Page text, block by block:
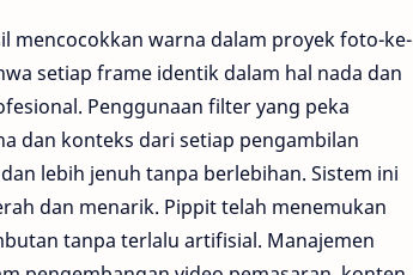
mencocokkan warna dalam proyek foto-ke-
setiap frame identik dalam hal nada dan
Penggunaan filter yang peka
dan konteks dari setiap pengambilan
lebih jenuh tanpa berlebihan. Sistem ini
dan menarik. Pippit telah menemukan
tanpa terlalu artifisial. Manajemen